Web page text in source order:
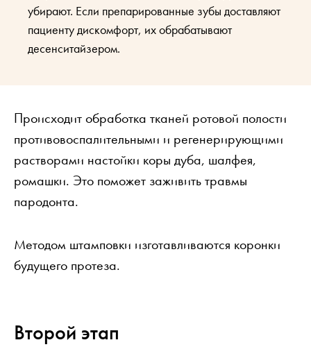
убирают. Если препарированные зубы доставляют
пациенту дискомфорт, их обрабатывают
десенситайзером.
Происходит обработка тканей ротовой полости
противовоспалительными и регенерирующими
растворами настойки коры дуба, шалфея,
ромашки. Это поможет заживить травмы
пародонта.
Методом штамповки изготавливаются коронки
будущего протеза.
Второй этап